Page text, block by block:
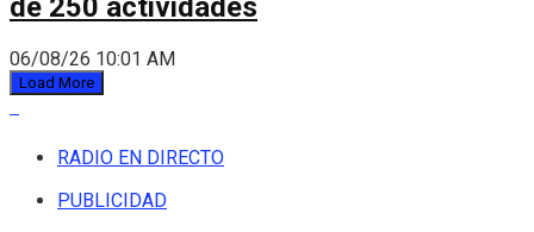
de 250 actividades
06/08/26 10:01 AM
Load More
RADIO EN DIRECTO
PUBLICIDAD